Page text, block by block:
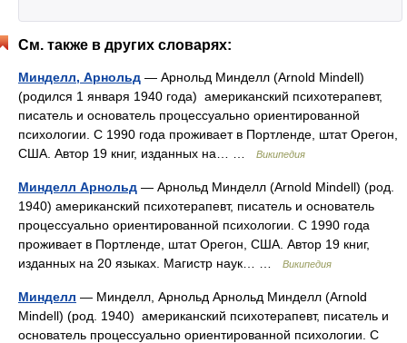
См. также в других словарях:
Минделл, Арнольд — Арнольд Минделл (Arnold Mindell)
(родился 1 января 1940 года) американский психотерапевт,
писатель и основатель процессуально ориентированной
психологии. С 1990 года проживает в Портленде, штат Орегон,
США. Автор 19 книг, изданных на… …
Википедия
Минделл Арнольд — Арнольд Минделл (Arnold Mindell) (род.
1940) американский психотерапевт, писатель и основатель
процессуально ориентированной психологии. С 1990 года
проживает в Портленде, штат Орегон, США. Автор 19 книг,
изданных на 20 языках. Магистр наук… …
Википедия
Минделл — Минделл, Арнольд Арнольд Минделл (Arnold
Mindell) (род. 1940) американский психотерапевт, писатель и
основатель процессуально ориентированной психологии. С